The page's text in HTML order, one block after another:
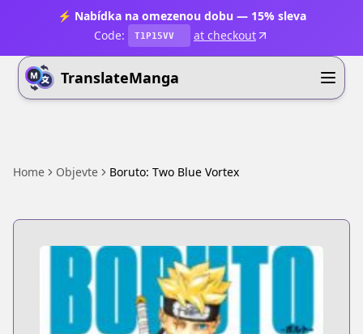
⚡ Nabídka na omezenou dobu — 15% sleva
Code:
T1P15VV at checkout
TranslateManga
Home Objevte Boruto: Two Blue Vortex